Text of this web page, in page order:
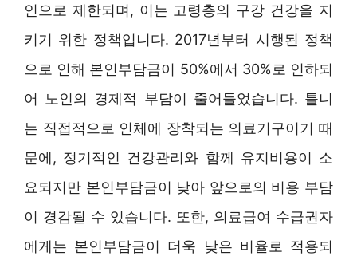
인으로 제한되며, 이는 고령층의 구강 건강을 지
키기 위한 정책입니다. 2017년부터 시행된 정책
으로 인해 본인부담금이 50%에서 30%로 인하되
어 노인의 경제적 부담이 줄어들었습니다. 틀니
는 직접적으로 인체에 장착되는 의료기구이기 때
문에, 정기적인 건강관리와 함께 유지비용이 소
요되지만 본인부담금이 낮아 앞으로의 비용 부담
이 경감될 수 있습니다. 또한, 의료급여 수급권자
에게는 본인부담금이 더욱 낮은 비율로 적용되